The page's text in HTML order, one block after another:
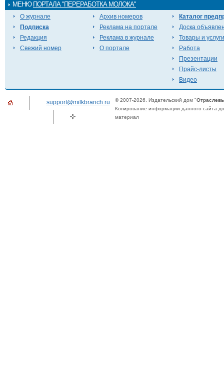
МЕНЮ ПОРТАЛА "ПЕРЕРАБОТКА МОЛОКА"
О журнале
Подписка
Редакция
Свежий номер
Архив номеров
Реклама на портале
Реклама в журнале
О портале
Каталог
Доска
Товары и услуги
Работа
Презентации
Прайс-листы
Видео
support@milkbranch.ru © 2007-2026. Издательский дом "
Копирование информации данного сайта
материал